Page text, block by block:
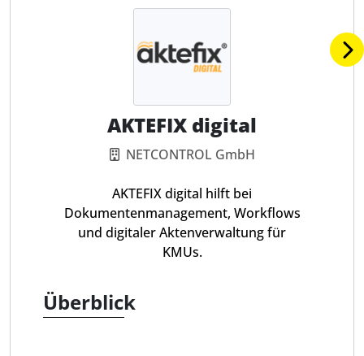
AKTEFIX digital
NETCONTROL GmbH
AKTEFIX digital hilft bei
Dokumentenmanagement, Workflows
und digitaler Aktenverwaltung für
KMUs.
Überblick